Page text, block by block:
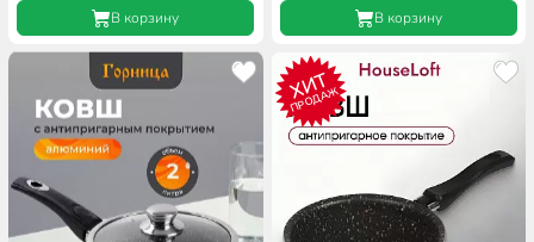
В корзину В корзину
ХИТ
ПРОДАЖ